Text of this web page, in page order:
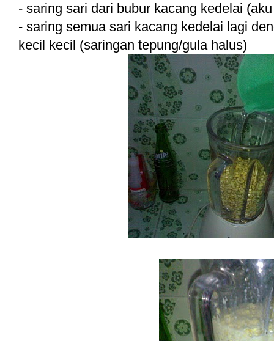
- saring sari dari bubur kacang kedelai
- saring semua sari kacang kedelai lagi
kecil kecil (saringan tepung/gula halus)